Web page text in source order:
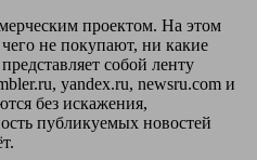
проектом. На этом
не покупают, ни какие
собой ленту
yandex.ru, newsru.com и
без искажения,
публикуемых новостей